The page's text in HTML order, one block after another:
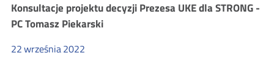
decyzji
Prezesa
UKE
UPC
Konsultacje projektu decyzji Prezesa UKE dla STRONG -
PC Tomasz Piekarski
22września2022